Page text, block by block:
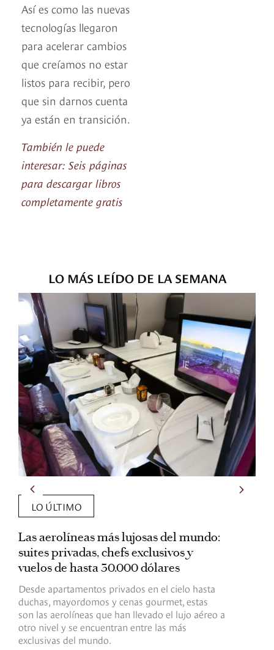
Así es como las nuevas
tecnologías llegaron
para acelerar cambios
que creíamos no estar
listos para recibir, pero
que sin darnos cuenta
ya están en transición.
También le puede
interesar: Seis páginas
para descargar libros
completamente gratis
LO MÁS LEÍDO DE LA SEMANA
LO ÚLTIMO
Las aerolíneas más lujosas del mundo:
suites privadas, chefs exclusivos y
vuelos de hasta 30.000 dólares
Desde apartamentos privados en el cielo hasta
duchas, mayordomos y cenas gourmet, estas
son las aerolíneas que han llevado el lujo aéreo a
otro nivel y se encuentran entre las más
exclusivas del mundo.